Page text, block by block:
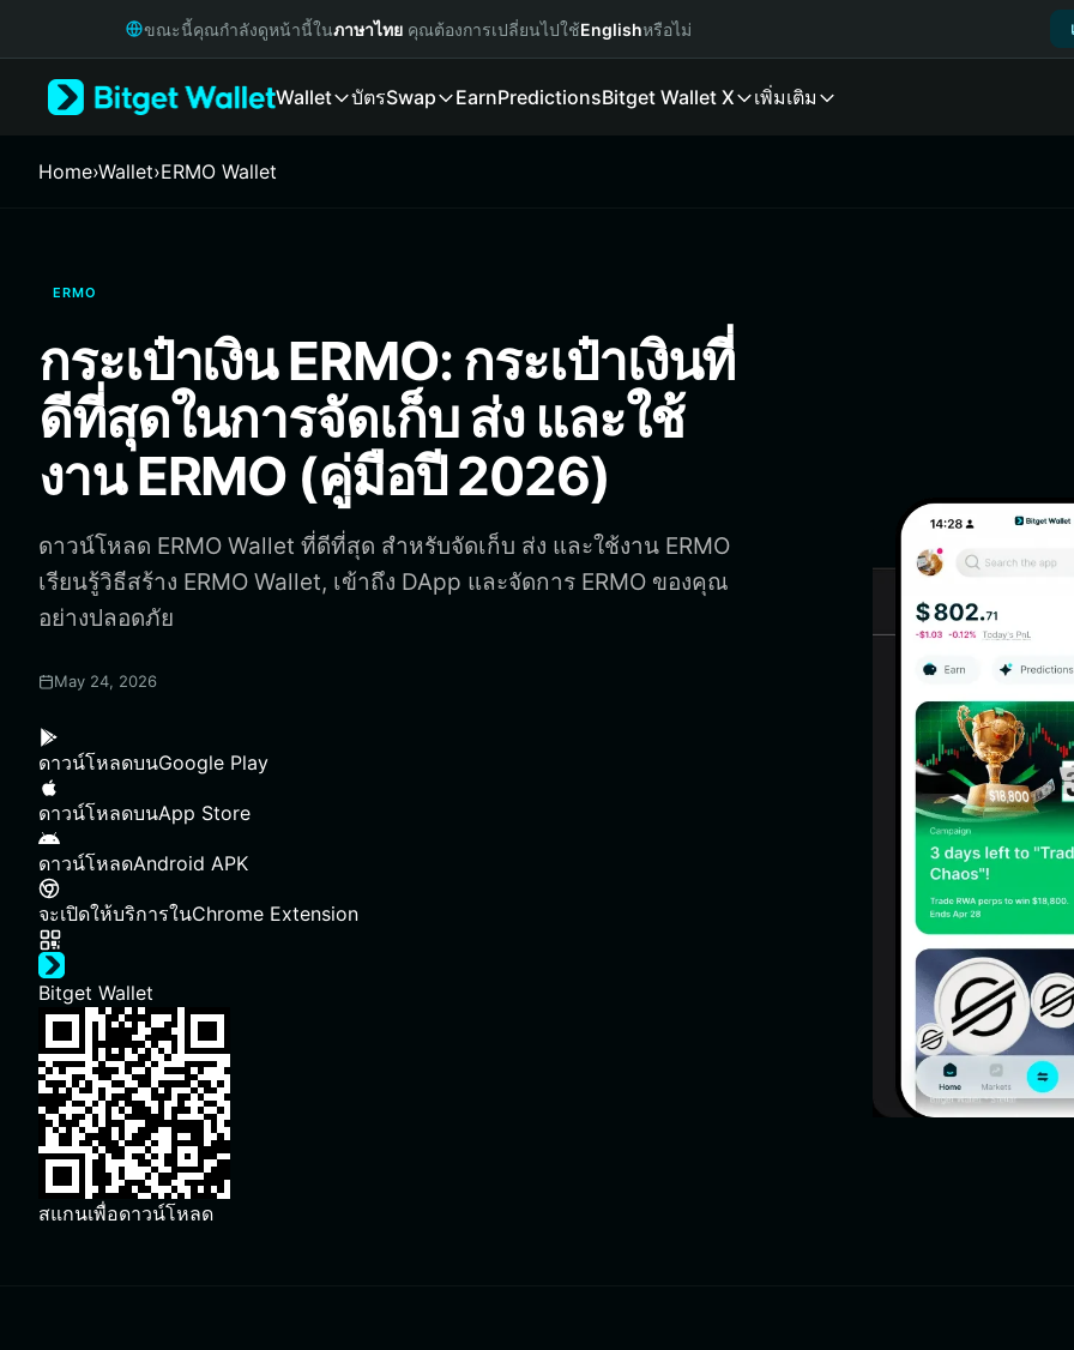
Русский
Italiano
繁體中文
Português (Portugal)
Bahasa Indonesia
ภาษาไทย
Español
Português (Brasil)
Español (Argentina)
ขณะนี้คุณกำลังดูหน้านี้ในภาษาไทย คุณต้องการเปลี่ยนไปใช้Englishหรือไม่
Wallet บัตรSwap EarnPredictionsBitget Wallet X เพิ่มเติม
Home›Wallet›ERMO Wallet
ERMO
กระเป๋าเงิน ERMO: กระเป๋าเงินที่
ดีที่สุดในการจัดเก็บ ส่ง และใช้
งาน ERMO (คู่มือปี 2026)
ดาวน์โหลด ERMO Wallet ที่ดีที่สุด สำหรับจัดเก็บ ส่ง และใช้งาน ERMO
เรียนรู้วิธีสร้าง ERMO Wallet, เข้าถึง DApp และจัดการ ERMO ของคุณ
อย่างปลอดภัย
May 24, 2026
ดาวน์โหลดบนGoogle Play
ดาวน์โหลดบนApp Store
ดาวน์โหลดAndroid APK
จะเปิดให้บริการในChrome Extension
Bitget Wallet
สแกนเพื่อดาวน์โหลด